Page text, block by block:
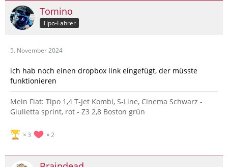
Tomino
Tipo-Fahrer
5. November 2024
ich hab noch einen dropbox link eingefügt, der müsste
funktionieren
Mein Fiat: Tipo 1,4 T-Jet Kombi, S-Line, Cinema Schwarz -
Giulietta sprint, rot - Z3 2,8 Boston grün
3 2